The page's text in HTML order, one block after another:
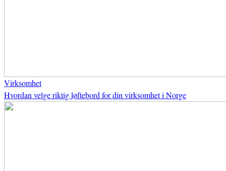
Virksomhet
Hvordan velge riktig løftebord for din virksomhet i Norge